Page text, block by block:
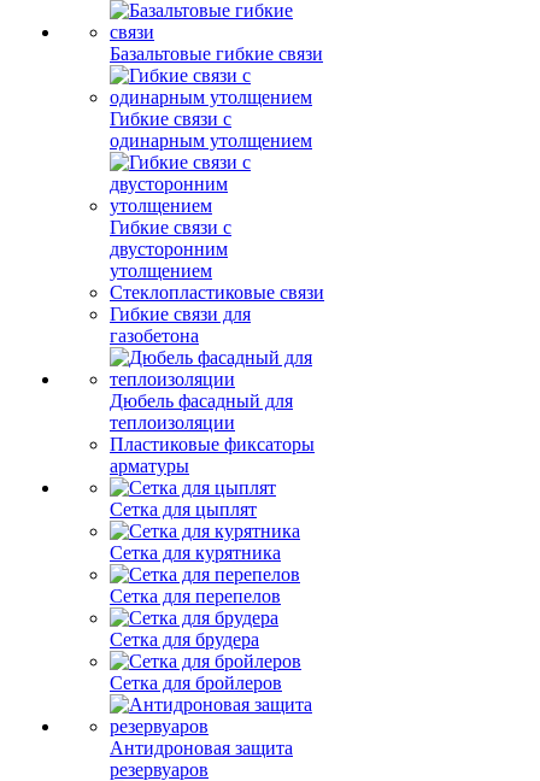
Базальтовые гибкие связи
Гибкие связи с
одинарным утолщением
Гибкие связи с
двусторонним
утолщением
Стеклопластиковые связи
Гибкие связи для
газобетона
Дюбель фасадный для
теплоизоляции
Пластиковые фиксаторы
арматуры
Сетка для цыплят
Сетка для курятника
Сетка для перепелов
Сетка для брудера
Сетка для бройлеров
Антидроновая защита
резервуаров